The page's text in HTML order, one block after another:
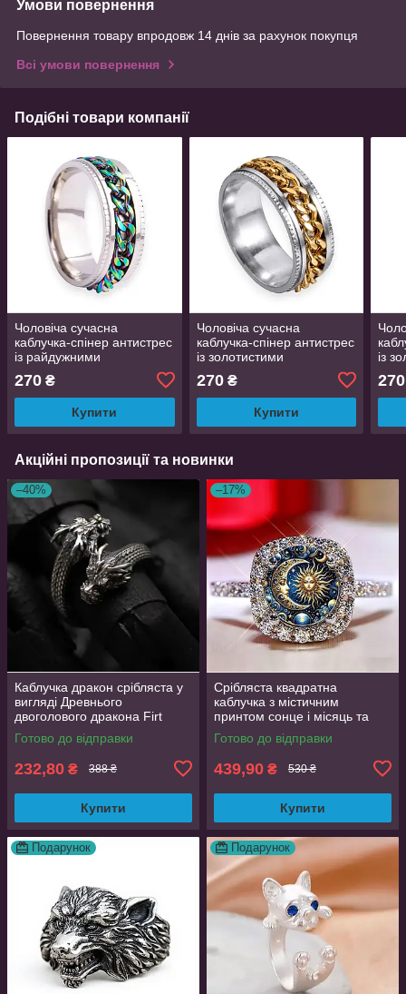
Умови повернення
Повернення товару впродовж 14 днів за рахунок покупця
Всі умови повернення
Подібні товари компанії
Чоловіча сучасна
каблучка-спінер антистрес
із райдужними
обертовими ланцюжками
титанова сталь срібляста
розмір 20
270 ₴
Купити
Чоловіча сучасна
каблучка-спінер антистрес
із золотистими
обертовими ланцюжками
титанова сталь срібляста
розмір 20
270₴
Купити
із
270
Акційні пропозиції та новинки
–40%
Каблучка дракон срібляста у
вигляді Древнього
двоголового дракона Firt
регульований розмір
AurumLux008
Готово до відправки
232,80 ₴ 388 ₴
Купити
–17%
Срібляста квадратна
каблучка з містичним
принтом сонце і місяць та
фіанітами 19 розмір
Готово до відправки
439,90 ₴ 530 ₴
Купити
Подарунок Подарунок